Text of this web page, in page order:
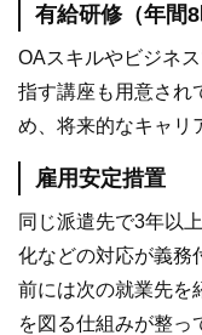
有給研修（年間8
OAスキルやビジネ
指す講座も用意され
め、将来的なキャリ
雇用安定措置
同じ派遣先で3年以
化などの対応が義務
前には次の就業先を
を図る仕組みが整っ